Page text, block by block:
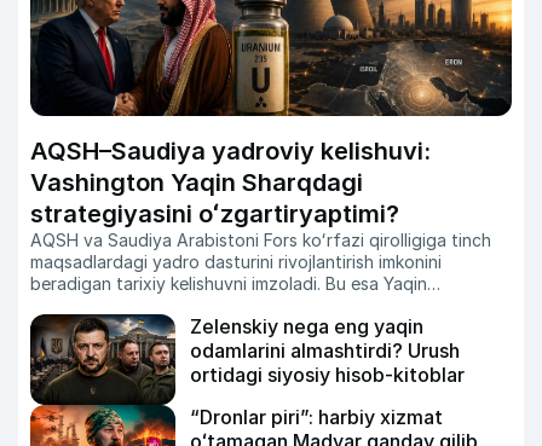
AQSH–Saudiya yadroviy kelishuvi:
Vashington Yaqin Sharqdagi
strategiyasini oʻzgartiryaptimi?
AQSH va Saudiya Arabistoni Fors koʻrfazi qirolligiga tinch
maqsadlardagi yadro dasturini rivojlantirish imkonini
beradigan tarixiy kelishuvni imzoladi. Bu esa Yaqin
masalasida yangi savollarni kun tartibiga olib chiqmoqda.
Zero, Isroil Eronning uranni boyitish dasturini oʻz milliy
xavfsizligiga tahdid sifatida baholab keladi.Xoʻsh, nega
Vashington endi Ar-Riyodga aynan shunday imkoniyatni
taqdim etmoqda?
Zelenskiy nega eng yaqin
odamlarini almashtirdi? Urush
ortidagi siyosiy hisob-kitoblar
“Dronlar piri”: harbiy xizmat
oʻtamagan Madyar qanday qilib